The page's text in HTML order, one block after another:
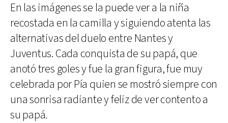
En las imágenes se la puede ver a la niña
recostada en la camilla y siguiendo atenta las
alternativas del duelo entre Nantes y
Juventus. Cada conquista de su papá, que
anotó tres goles y fue la gran figura, fue muy
celebrada por Pía quien se mostró siempre con
una sonrisa radiante y feliz de ver contento a
su papá.